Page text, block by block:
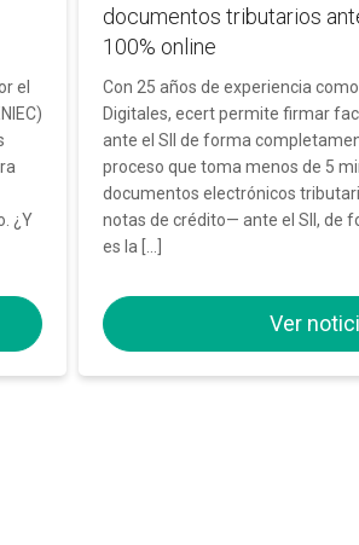
el
¿Y
documentos tributarios
100% online
Con 25 años de experiencia
Digitales, ecert permite firmar
ante el SII de forma
proceso que toma menos de 5
documentos electrónicos
notas de crédito— ante el SII, de
es la […]
Ver